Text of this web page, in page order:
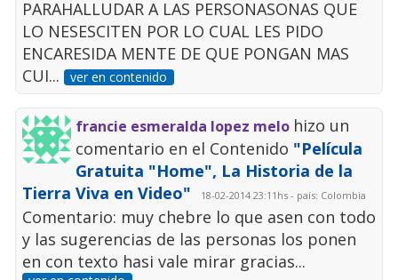
PARAHALLUDAR A LAS PERSONASONAS QUE
LO NESESCITEN POR LO CUAL LES PIDO
ENCARESIDA MENTE DE QUE PONGAN MAS
CUI...
ver en contenido
francie esmeralda lopez melo hizo un
comentario en el Contenido "Película
Gratuita "Home", La Historia de la
Tierra Viva en Video"
18-02-2014 23:11hs - país: Colombia
Comentario: muy chebre lo que asen con todo
y las sugerencias de las personas los ponen
en con texto hasi vale mirar gracias...